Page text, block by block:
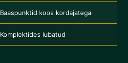
Baaspunktid koos kordajatega
Komplektides lubatud